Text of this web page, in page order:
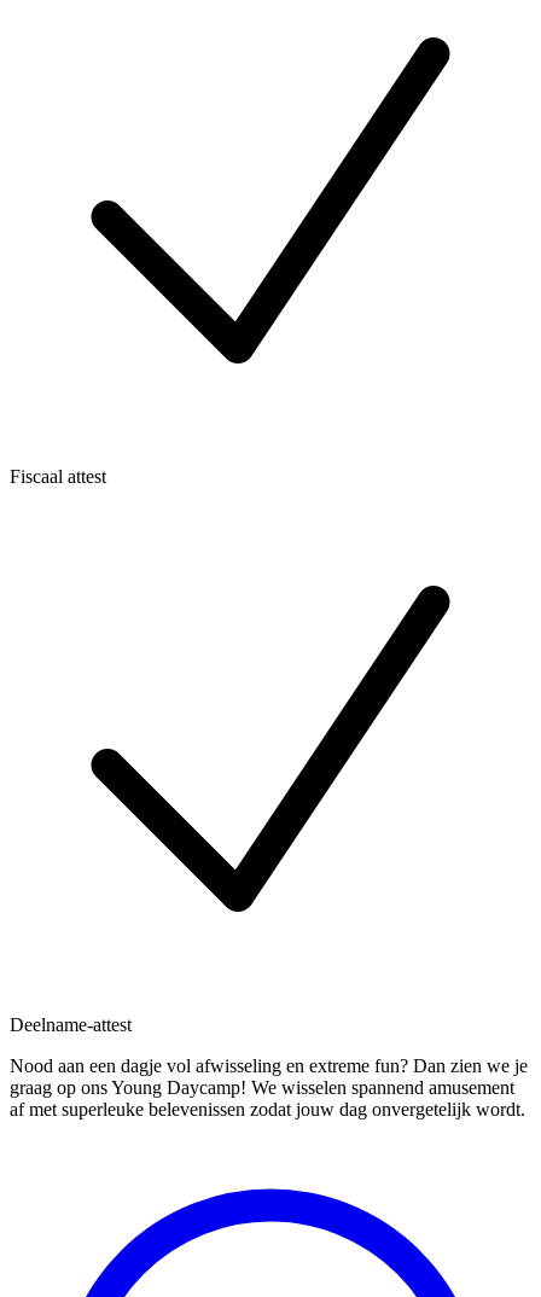
Fiscaal attest
Deelname-attest
Nood aan een dagje vol afwisseling en extreme fun? Dan zien we je
graag op ons Young Daycamp! We wisselen spannend amusement
af met superleuke belevenissen zodat jouw dag onvergetelijk wordt.